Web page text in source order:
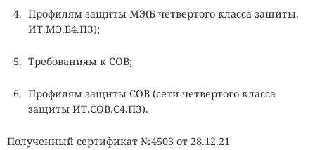
Профилям защиты МЭ(Б четвертого класса защиты.
ИТ.МЭ.Б4.ПЗ);
Требованиям к СОВ;
Профилям защиты СОВ (cети четвертого класса
защиты ИТ.СОВ.С4.ПЗ).
Полученный сертификат №4503 от 28.12.21